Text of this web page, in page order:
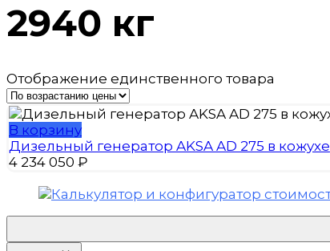
2940 кг
Отображение единственного товара
В корзину
Дизельный генератор AKSA AD 275 в кожухе
4 234 050 ₽